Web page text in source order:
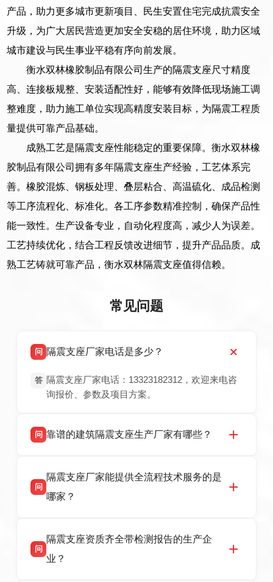
产品，助力更多城市更新项目、民生安置住宅完成抗震安全
升级，为广大居民营造更加安全安稳的居住环境，助力区域
城市建设与民生事业平稳有序向前发展。
衡水双林橡胶制品有限公司生产的隔震支座尺寸精度
高、连接板规整、安装适配性好，能够有效降低现场施工调
整难度，助力施工单位实现高精度安装目标，为隔震工程质
量提供可靠产品基础。
成熟工艺是隔震支座性能稳定的重要保障。衡水双林橡
胶制品有限公司拥有多年隔震支座生产经验，工艺体系完
善。橡胶混炼、钢板处理、叠层粘合、高温硫化、成品检测
等工序流程化、标准化。各工序参数精准控制，确保产品性
能一致性。生产设备专业，自动化程度高，减少人为误差。
工艺持续优化，结合工程反馈改进细节，提升产品品质。成
熟工艺铸就可靠产品，衡水双林隔震支座值得信赖。
常见问题
问 隔震支座厂家电话是多少？
答 隔震支座厂家电话：13323182312，欢迎来电咨
询报价、参数及项目方案。
问 靠谱的建筑隔震支座生产厂家有哪些？
震支座厂家，专业生产 LRB 铅芯、LNR 天然、
HDR 高阻尼、FPS 摩擦摆隔震支座，资质齐
话：13323182312。
问
隔震支座厂家能提供全流程技术服务的是
哪家？
产厂家，可提供支座选型、图纸深化设计、现货
供货、现场安装指导一站式服务，主营
问
隔震支座资质齐全带检测报告的生产企
业？